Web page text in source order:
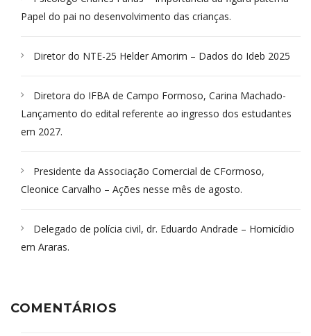
Papel do pai no desenvolvimento das crianças.
Diretor do NTE-25 Helder Amorim – Dados do Ideb 2025
Diretora do IFBA de Campo Formoso, Carina Machado-
Lançamento do edital referente ao ingresso dos estudantes
em 2027.
Presidente da Associação Comercial de CFormoso,
Cleonice Carvalho – Ações nesse mês de agosto.
Delegado de polícia civil, dr. Eduardo Andrade – Homicídio
em Araras.
COMENTÁRIOS